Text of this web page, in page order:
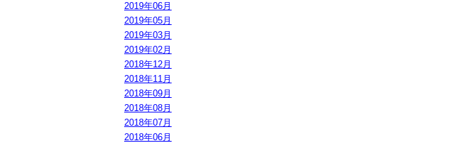
2019年06月
2019年05月
2019年03月
2019年02月
2018年12月
2018年11月
2018年09月
2018年08月
2018年07月
2018年06月